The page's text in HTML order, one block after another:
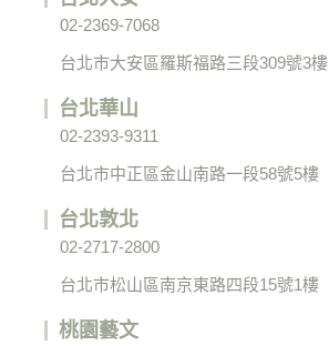
02-2369-7068
台北市大安區羅斯福路三段309號3樓
台北華山
02-2393-9311
台北市中正區金山南路一段58號5樓
台北敦北
02-2717-2800
台北市松山區南京東路四段15號1樓
桃園藝文